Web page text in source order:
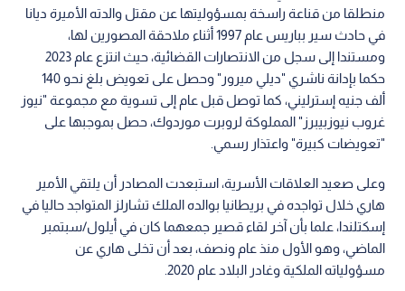
منطلقا من قناعة راسخة بمسؤوليتها عن مقتل والدته الأميرة ديانا
في حادث سير بباريس عام 1997 أثناء ملاحقة المصورين لها،
ومستندا إلى سجل من الانتصارات القضائية، حيث انتزع عام 2023
حكما بإدانة ناشري "ديلي ميرور" وحصل على تعويض بلغ نحو 140
ألف جنيه إسترليني، كما توصل قبل عام إلى تسوية مع مجموعة "نيوز
غروب نيوزبيبرز" المملوكة لروبرت موردوك، حصل بموجبها على
"تعويضات كبيرة" واعتذار رسمي.
وعلى صعيد العلاقات الأسرية، استبعدت المصادر أن يلتقي الأمير
هاري خلال تواجده في بريطانيا بوالده الملك تشارلز المتواجد حاليا في
إسكتلندا، علما بأن آخر لقاء قصير جمعهما كان في أيلول/سبتمبر
الماضي، وهو الأول منذ عام ونصف، بعد أن تخلى هاري عن
مسؤولياته الملكية وغادر البلاد عام 2020.